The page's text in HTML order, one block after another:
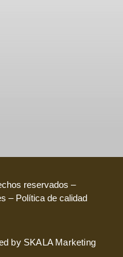
reservados –
– Política de calidad
by SKALA Marketing